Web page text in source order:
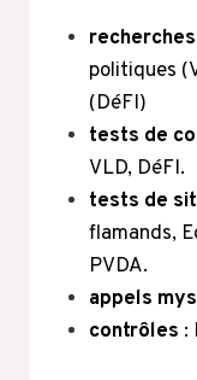
recherches
politiques
(DéFI)
tests de
VLD, DéFI.
tests de
flamands,
PVDA.
appels
contrôles :